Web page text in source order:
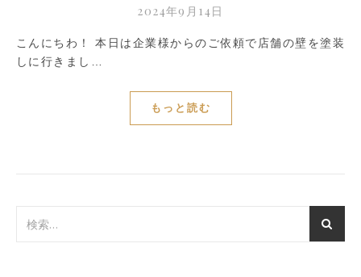
2024年9月14日
こんにちわ！ 本日は企業様からのご依頼で店舗の壁を塗装
しに行きまし…
もっと読む